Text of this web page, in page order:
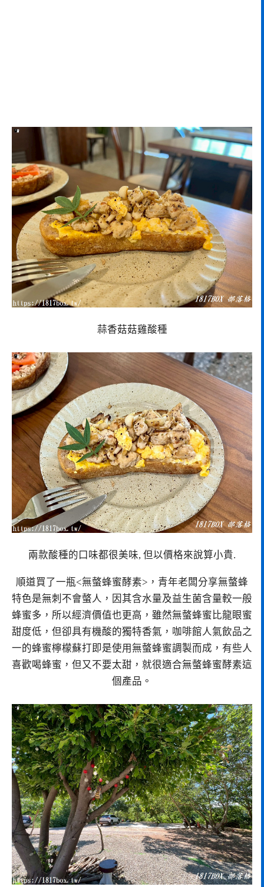
蒜香菇菇雞酸種
兩款酸種的口味都很美味, 但以價格來說算小貴.
順道買了一瓶<無螫蜂蜜酵素>，青年老闆分享無螫蜂
特色是無刺不會螫人，因其含水量及益生菌含量較一般
蜂蜜多，所以經濟價值也更高，雖然無螫蜂蜜比龍眼蜜
甜度低，但卻具有機酸的獨特香氣，咖啡館人氣飲品之
一的蜂蜜檸檬蘇打即是使用無螫蜂蜜調製而成，有些人
喜歡喝蜂蜜，但又不要太甜，就很適合無螫蜂蜜酵素這
個產品。